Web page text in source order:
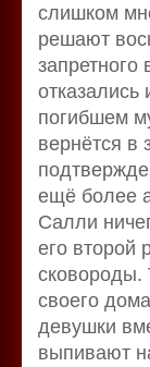
слишком
решают
запретного
отказались
погибшем
вернётся в
ещё более
Салли
его второй
сковороды.
своего
девушки
выпивают